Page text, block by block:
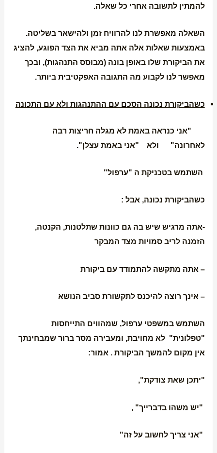
להמתין לתשובה אחרי כל שאלה.
השאלה מאפשרת לנו להרוויח זמן ולהישאר בשליטה.
באמצעות שאלות אלה אתה מביא את הצד הפוגע, להציג
את הביקורת שלו באופן בונה (מבוסס התנהגות), ובכך
מאפשר לנו לקבוע מה התגובה האפקטיבית ביותר.
כשהביקורת נכונה הסכם עם ההתנהגות ולא עם התכונה
"אני כנראה באמת לא מגלה חריצות רבה
לאחרונה" ולא "אני באמת עצלן".
השתמש בטכניקת ה "ערפול"
כשהביקורת נכונה, אבל :
-אתה מרגיש שיש בה גם כוונות שתלטנות, הקנטה,
הזמנה לריב סמויות מצד המבקר
– אתה מתקשה להתמודד עם ביקורת
– אינך רוצה להיכנס לתקשורת סביב הנושא
השתמש במשפטי ערפול, שמהווים התייחסות
"טפלונית" לא מחויבת, ומעבירה מסר ברור שמבחינתך
אין מקום להמשך הביקורת . אמור:
"יתכן שאת צודקת",
"יש משהו בדברייך" ,
"אני צריך לחשוב על זה"